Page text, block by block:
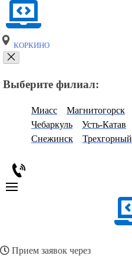
КОРКИНО
Выберите филиал:
Миасс Магнитогорск
Чебаркуль
Усть-Катав
Снежинск
Трехгорный
Прием заявок через